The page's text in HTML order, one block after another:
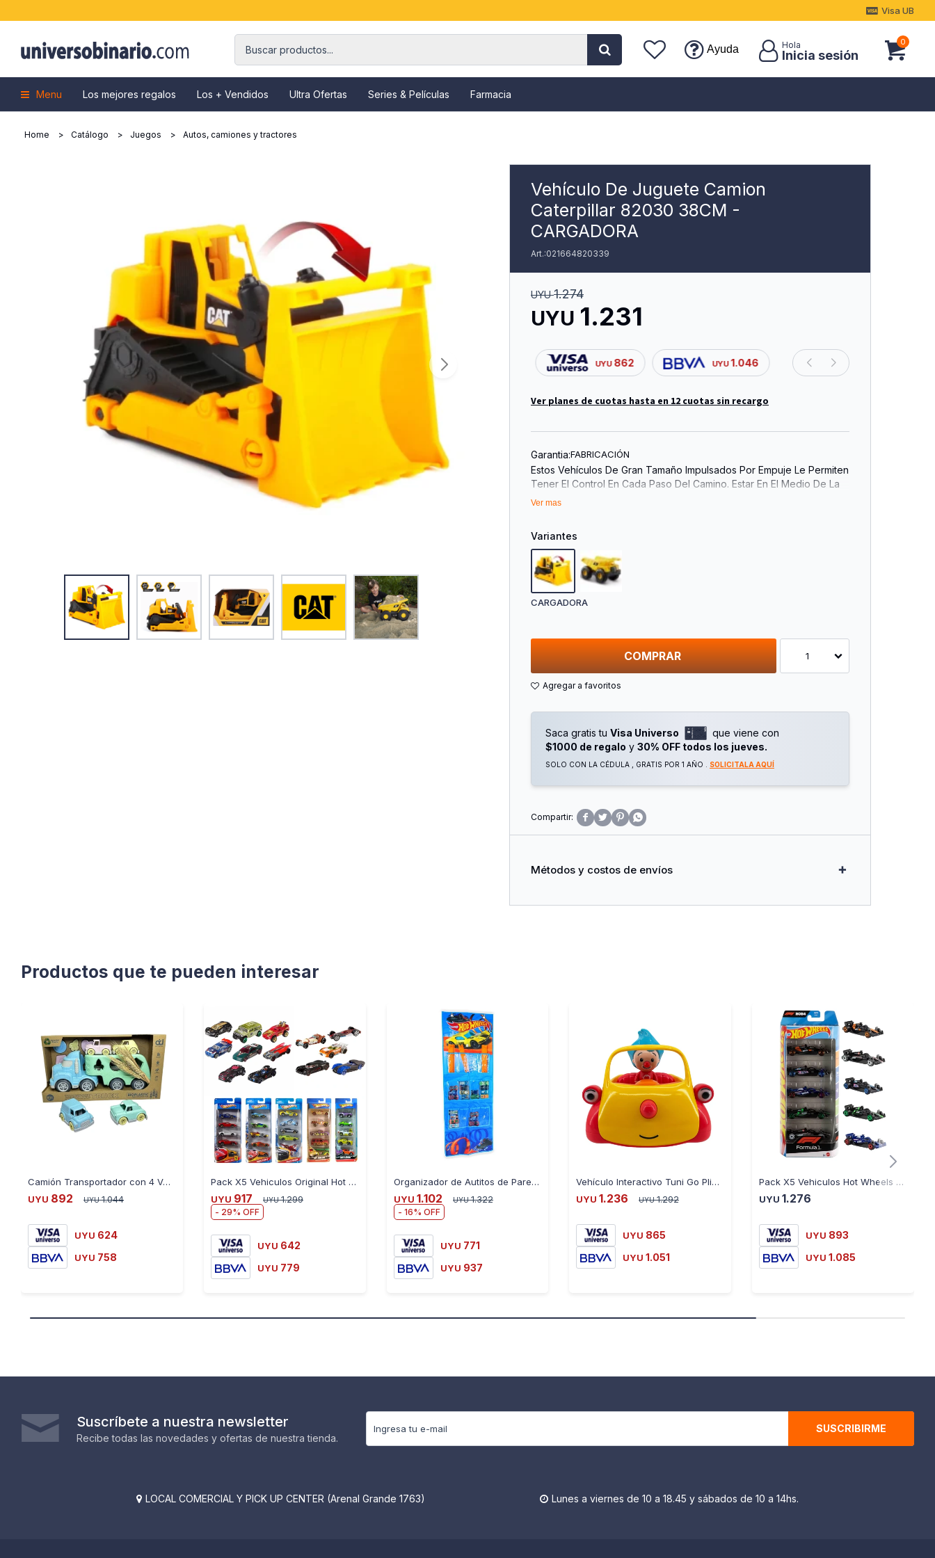
Menu Los mejores regalos Los + Vendidos Ultra Ofertas Series & Películas Farmacia
Ayuda
0
Visa UB
Home Catálogo Juegos Autos, camiones y tractores
Vehículo De Juguete Camion
Caterpillar 82030 38CM -
CARGADORA
021664820339
UYU 1.231
UYU 1.274
UYU 862 UYU 1.046
Ver planes de cuotas hasta en 12 cuotas sin recargo
Garantia:FABRICACIÓN
Estos Vehículos De Gran Tamaño Impulsados Por Empuje Le Permiten
Tener El Control En Cada Paso Del Camino. Estar En El Medio De La
Acción Moviendo Y Colocando Los Cubos Articulados Del Vehículo
Están Construidos Para Resistir Los Elementos Y Son Perfectos Para
Jugar En Interiores O Exteriores Caminón Volquete Articulado. 38 Cm.
Vehículo Con Licencia Caterpilar. Ruedas Libres.
Ver mas
Variantes
CARGADORA
COMPRAR 1
Saca gratis tu Visa Universo
que viene con
$1000 de regalo y 30% OFF todos los jueves.
SOLO CON LA CÉDULA , GRATIS POR 1 AÑO . SOLICITALA AQUÍ
   
Métodos y costos de envíos
Productos que te pueden interesar
Camión Transportador con 4 Vehículos - VERDE
UYU 892 UYU 1.044
UYU 624
UYU 758
Pack X5 Vehiculos Original Hot Wheels Coleccionables
UYU 917 UYU 1.299
29
UYU 642
UYU 779
Organizador de Autitos de Pared Hot Wheels
UYU 1.102 UYU 1.322
16
UYU 771
UYU 937
Vehículo Interactivo Tuni Go Plim Plim con Luces y Sonido - NARANJA
UYU 1.236 UYU 1.292
UYU 865
UYU 1.051
Pack X5 Vehiculos Hot Wheels JGF58 F1 Racing
UYU 1.276
UYU 893
UYU 1.085
Suscríbete a nuestra newsletter
Recibe todas las novedades y ofertas de nuestra tienda.
SUSCRIBIRME
 LOCAL COMERCIAL Y PICK UP CENTER (Arenal Grande 1763)  Lunes a viernes de 10 a 18.45 y sábados de 10 a 14hs.